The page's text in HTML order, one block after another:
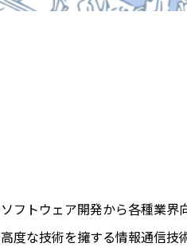
ソフトウェア開発から各種業界
高度な技術を擁する情報通信技